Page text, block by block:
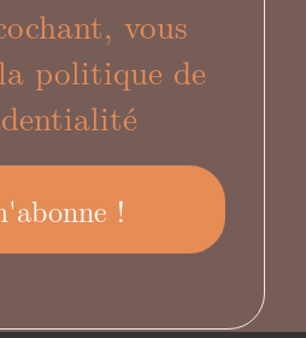
vous
politique de